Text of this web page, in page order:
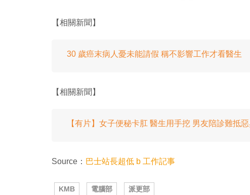
【相關新聞】
30 歲癌末病人憂未能請假 稱不影響工作才看醫生
【相關新聞】
【有片】女子便秘卡肛 醫生用手挖 男友陪診難抵
Source： 巴士站長超低 b 工作記事
KMB 電腦部 派更部